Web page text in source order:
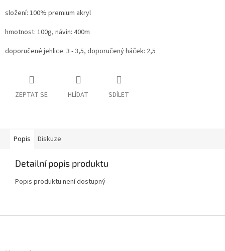
složení: 100% premium akryl
hmotnost: 100g, návin: 400m
doporučené jehlice: 3 - 3,5, doporučený háček: 2,5
ZEPTAT SE HLÍDAT SDÍLET
Popis Diskuze
Detailní popis produktu
Popis produktu není dostupný